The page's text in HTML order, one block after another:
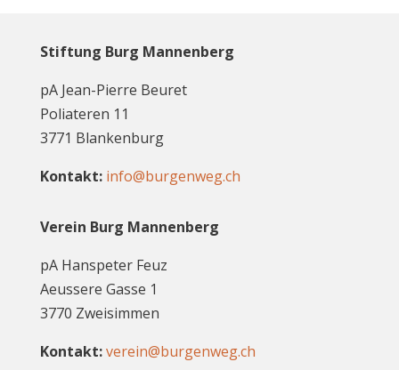
Stiftung Burg Mannenberg
pA Jean-Pierre Beuret
Poliateren 11
3771 Blankenburg
Kontakt: info@burgenweg.ch
Verein Burg Mannenberg
pA Hanspeter Feuz
Aeussere Gasse 1
3770 Zweisimmen
Kontakt:verein@burgenweg.ch